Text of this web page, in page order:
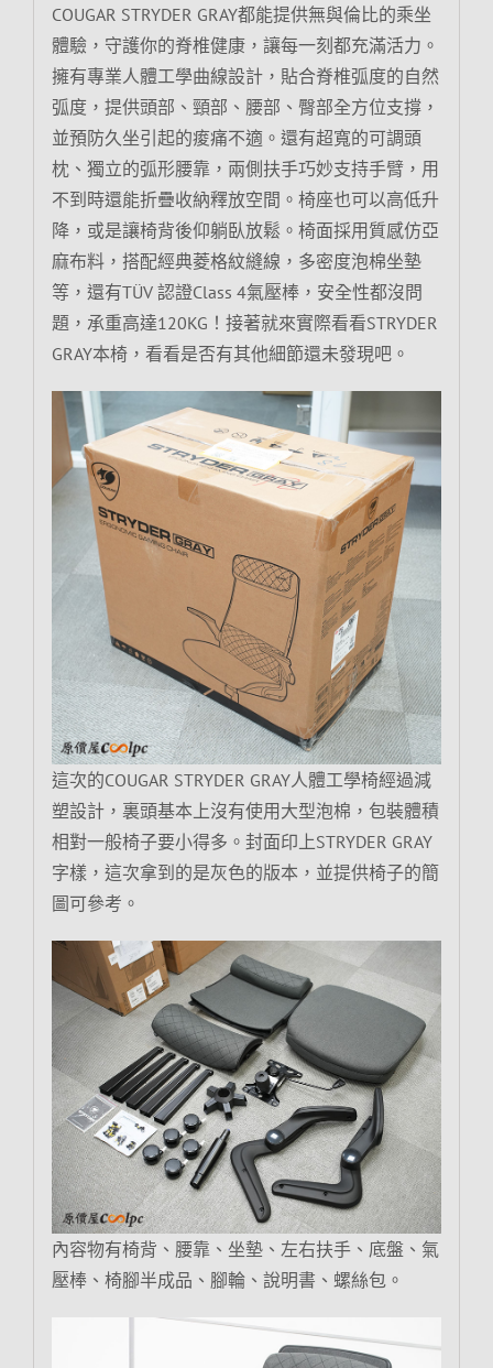
COUGAR STRYDER GRAY都能提供無與倫比的乘坐
體驗，守護你的脊椎健康，讓每一刻都充滿活力。
擁有專業人體工學曲線設計，貼合脊椎弧度的自然
弧度，提供頭部、頸部、腰部、臀部全方位支撐，
並預防久坐引起的痠痛不適。還有超寬的可調頭
枕、獨立的弧形腰靠，兩側扶手巧妙支持手臂，用
不到時還能折疊收納釋放空間。椅座也可以高低升
降，或是讓椅背後仰躺臥放鬆。椅面採用質感仿亞
麻布料，搭配經典菱格紋縫線，多密度泡棉坐墊
等，還有TÜV 認證Class 4氣壓棒，安全性都沒問
題，承重高達120KG！接著就來實際看看STRYDER
GRAY本椅，看看是否有其他細節還未發現吧。
這次的COUGAR STRYDER GRAY人體工學椅經過減
塑設計，裏頭基本上沒有使用大型泡棉，包裝體積
相對一般椅子要小得多。封面印上STRYDER GRAY
字樣，這次拿到的是灰色的版本，並提供椅子的簡
圖可參考。
內容物有椅背、腰靠、坐墊、左右扶手、底盤、氣
壓棒、椅腳半成品、腳輪、說明書、螺絲包。